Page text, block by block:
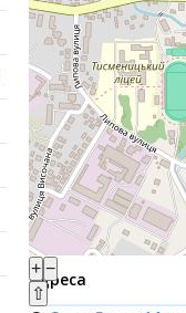
+ −
⇧
Адреса